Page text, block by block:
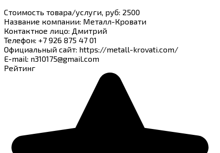
Стоимость товара/услуги, руб: 2500
Название компании: Металл-Кровати
Контактное лицо: Дмитрий
Телефон: +7 926 875 47 01
Официальный сайт: https://metall-krovati.com/
E-mail: n310175@gmail.com
Рейтинг